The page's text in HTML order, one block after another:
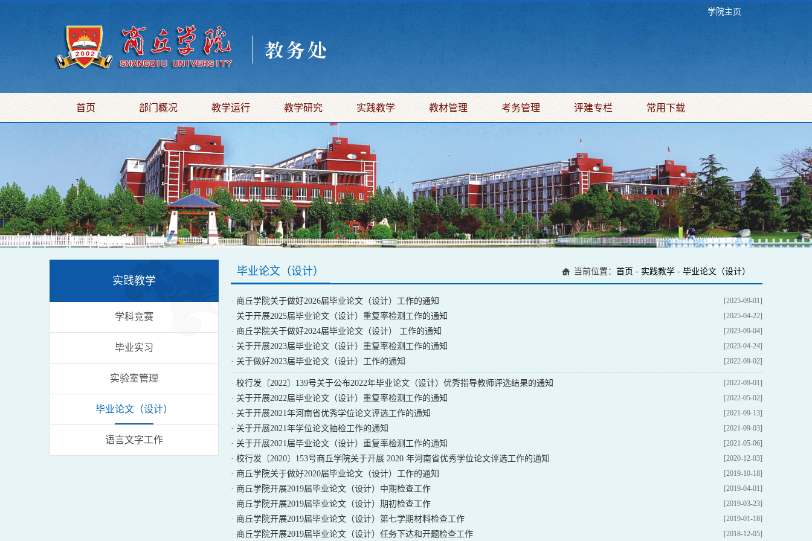
学院主页
首页 部门概况 教学运行 教学研究 实践教学 教材管理 考务管理 评建专栏 常用下载
实践教学
学科竞赛
毕业实习
实验室管理
毕业论文（设计）
语言文字工作
毕业论文（设计） 当前位置： 首页 - 实践教学 - 毕业论文（设计）
[2025-09-01]
· 商丘学院关于做好2026届毕业论文（设计）工作的通知
[2025-04-22]
· 关于开展2025届毕业论文（设计）重复率检测工作的通知
[2023-09-04]
· 商丘学院关于做好2024届毕业论文（设计） 工作的通知
[2023-04-24]
· 关于开展2023届毕业论文（设计）重复率检测工作的通知
[2022-09-02]
· 关于做好2023届毕业论文（设计）工作的通知
[2022-09-01]
· 校行发〔2022〕139号关于公布2022年毕业论文（设计）优秀指导教师评选结果的通知
[2022-05-02]
· 关于开展2022届毕业论文（设计）重复率检测工作的通知
[2021-09-13]
· 关于开展2021年河南省优秀学位论文评选工作的通知
[2021-09-03]
· 关于开展2021年学位论文抽检工作的通知
[2021-05-06]
· 关于开展2021届毕业论文（设计）重复率检测工作的通知
[2020-12-03]
· 校行发〔2020〕153号商丘学院关于开展 2020 年河南省优秀学位论文评选工作的通知
[2019-10-18]
· 商丘学院关于做好2020届毕业论文（设计）工作的通知
[2019-04-01]
· 商丘学院开展2019届毕业论文（设计）中期检查工作
[2019-03-23]
· 商丘学院开展2019届毕业论文（设计）期初检查工作
[2019-01-18]
· 商丘学院开展2019届毕业论文（设计）第七学期材料检查工作
[2018-12-05]
· 商丘学院开展2019届毕业论文（设计）任务下达和开题检查工作